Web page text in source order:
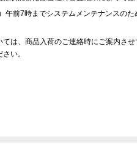
午前7時までシステムメンテナンスの
は、商品入荷のご連絡時にご案内さ
い。